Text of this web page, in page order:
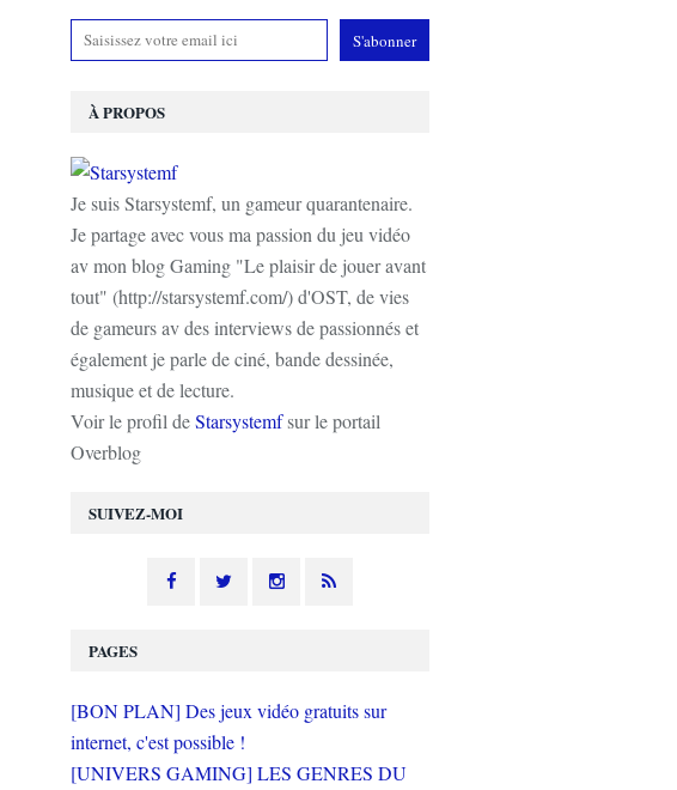
SUIVEZ-MOI
À PROPOS
Je suis Starsystemf, un gameur quarantenaire.
Je partage avec vous ma passion du jeu vidéo
av mon blog Gaming "Le plaisir de jouer avant
tout" (http://starsystemf.com/) d'OST, de vies
de gameurs av des interviews de passionnés et
également je parle de ciné, bande dessinée,
musique et de lecture.
Voir le profil deStarsystemfsur le portail
Overblog
PAGES
[BON PLAN] Des jeux vidéo gratuits sur
internet, c'est possible !
[UNIVERS GAMING] LES GENRES DU